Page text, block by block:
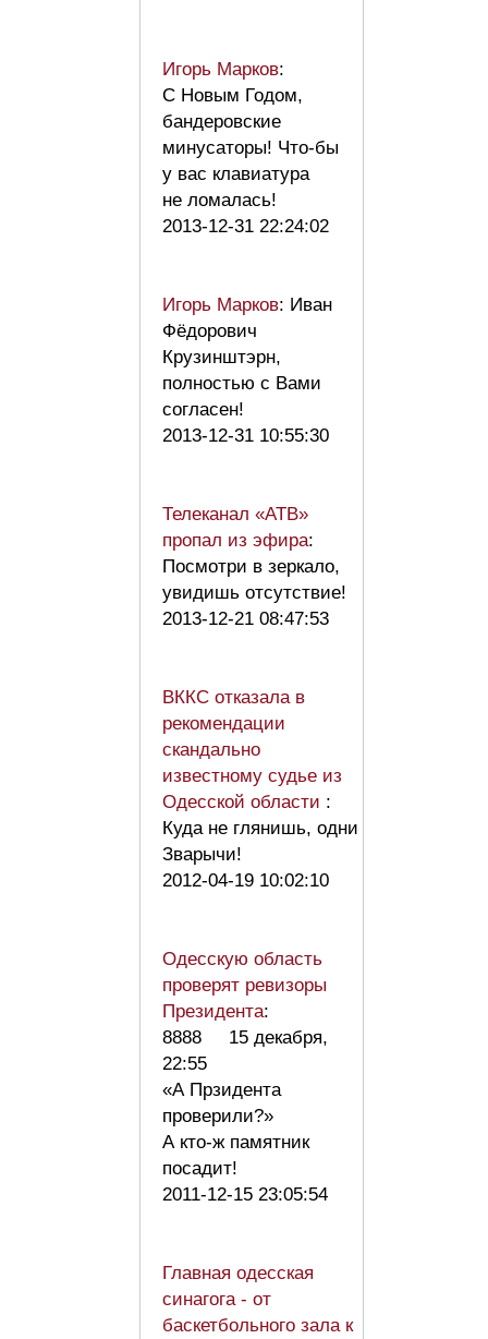
Игорь Марков:
С Новым Годом,
бандеровские
минусаторы! Что-бы
у вас клавиатура
не ломалась!
2013-12-31 22:24:02
Игорь Марков: Иван
Фёдорович
Крузинштэрн,
полностью с Вами
согласен!
2013-12-31 10:55:30
Телеканал «АТВ»
пропал из эфира:
Посмотри в зеркало,
увидишь отсутствие!
2013-12-21 08:47:53
ВККС отказала в
рекомендации
скандально
известному судье из
Одесской области :
Куда не глянишь, одни
Зварычи!
2012-04-19 10:02:10
Одесскую область
проверят ревизоры
Президента:
8888 15 декабря,
22:55
«А Прзидента
проверили?»
А кто-ж памятник
посадит!
2011-12-15 23:05:54
Главная одесская
синагога - от
баскетбольного зала к